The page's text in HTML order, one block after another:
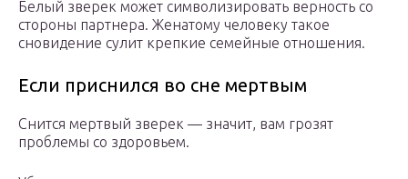
Белый зверек может символизировать верность со
стороны партнера. Женатому человеку такое
сновидение сулит крепкие семейные отношения.
Если приснился во сне мертвым
Снится мертвый зверек — значит, вам грозят
проблемы со здоровьем.